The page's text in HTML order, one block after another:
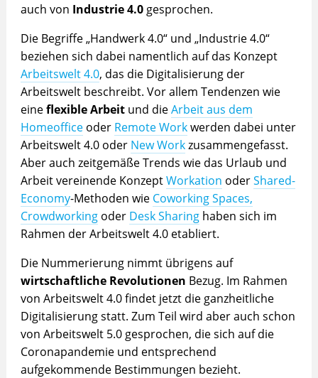
auch von Industrie 4.0gesprochen.
Die Begriffe „Handwerk 4.0“ und „Industrie 4.0“
beziehen sich dabei namentlich auf das Konzept
Arbeitswelt 4.0, das die Digitalisierung der
Arbeitswelt beschreibt. Vor allem Tendenzen wie
eineflexible Arbeitund dieArbeit aus dem
Homeofficeoder Remote Workwerden dabei unter
Arbeitswelt 4.0 oder New Workzusammengefasst.
Aber auch zeitgemäße Trends wie das Urlaub und
Arbeit vereinende KonzeptWorkation oderShared-
Economy-Methoden wie Coworking Spaces,
Crowdworkingoder Desk Sharinghaben sich im
Rahmen der Arbeitswelt 4.0 etabliert.
Die Nummerierung nimmt übrigens auf
wirtschaftliche Revolutionen Bezug. Im Rahmen
von Arbeitswelt 4.0 findet jetzt die ganzheitliche
Digitalisierung statt. Zum Teil wird aber auch schon
von Arbeitswelt 5.0 gesprochen, die sich auf die
Coronapandemie und entsprechend
aufgekommende Bestimmungen bezieht.